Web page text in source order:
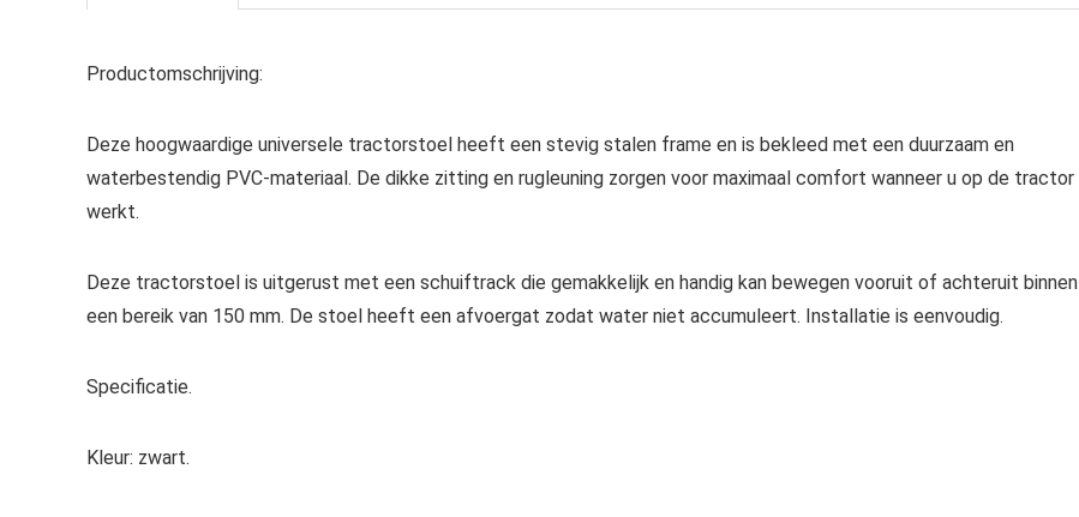
Productomschrijving:
Deze hoogwaardige universele tractorstoel heeft een stevig stalen frame en is bekleed met een duurzaam en
waterbestendig PVC-materiaal. De dikke zitting en rugleuning zorgen voor maximaal comfort wanneer u op de tractor
werkt.
Deze tractorstoel is uitgerust met een schuiftrack die gemakkelijk en handig kan bewegen vooruit of achteruit binnen
een bereik van 150 mm. De stoel heeft een afvoergat zodat water niet accumuleert. Installatie is eenvoudig.
Specificatie.
Kleur: zwart.